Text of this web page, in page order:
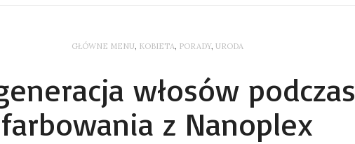
GŁÓWNE MENU, KOBIETA, PORADY, URODA
włosów podczas
farbowania z Nanoplex